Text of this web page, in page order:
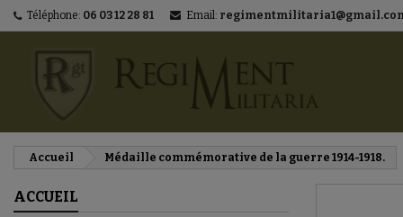
Téléphone: 06 03 12 28 81 Email:
Accueil Médaille commémorative de la guerre 1914-1918.
ACCUEIL